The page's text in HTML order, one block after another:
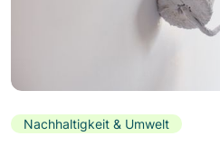
Nachhaltigkeit & Umwelt